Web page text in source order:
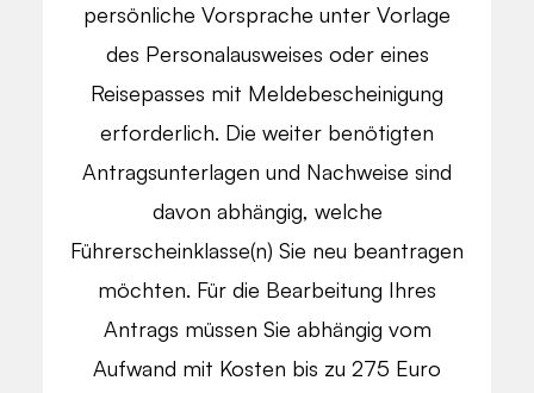
persönliche Vorsprache unter Vorlage
des Personalausweises oder eines
Reisepasses mit Meldebescheinigung
erforderlich. Die weiter benötigten
Antragsunterlagen und Nachweise sind
davon abhängig, welche
Führerscheinklasse(n) Sie neu beantragen
möchten. Für die Bearbeitung Ihres
Antrags müssen Sie abhängig vom
Aufwand mit Kosten bis zu 275 Euro